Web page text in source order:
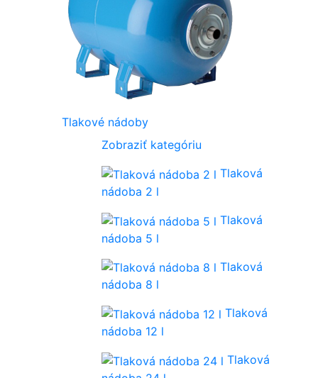
Tlakové nádoby
Zobraziť kategóriu
Tlaková
nádoba 2 l
Tlaková
nádoba 5 l
Tlaková
nádoba 8 l
Tlaková
nádoba 12 l
Tlaková